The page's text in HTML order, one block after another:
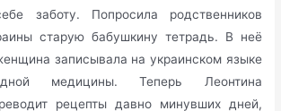
заботу. Попросила родственников
старую бабушкину тетрадь. В неё
записывала на украинском языке
медицины. Теперь Леонтина
рецепты давно минувших дней,